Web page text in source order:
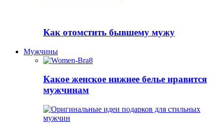
Как отомстить бывшему мужу
Мужчины
Какое женское нижнее белье нравится
мужчинам